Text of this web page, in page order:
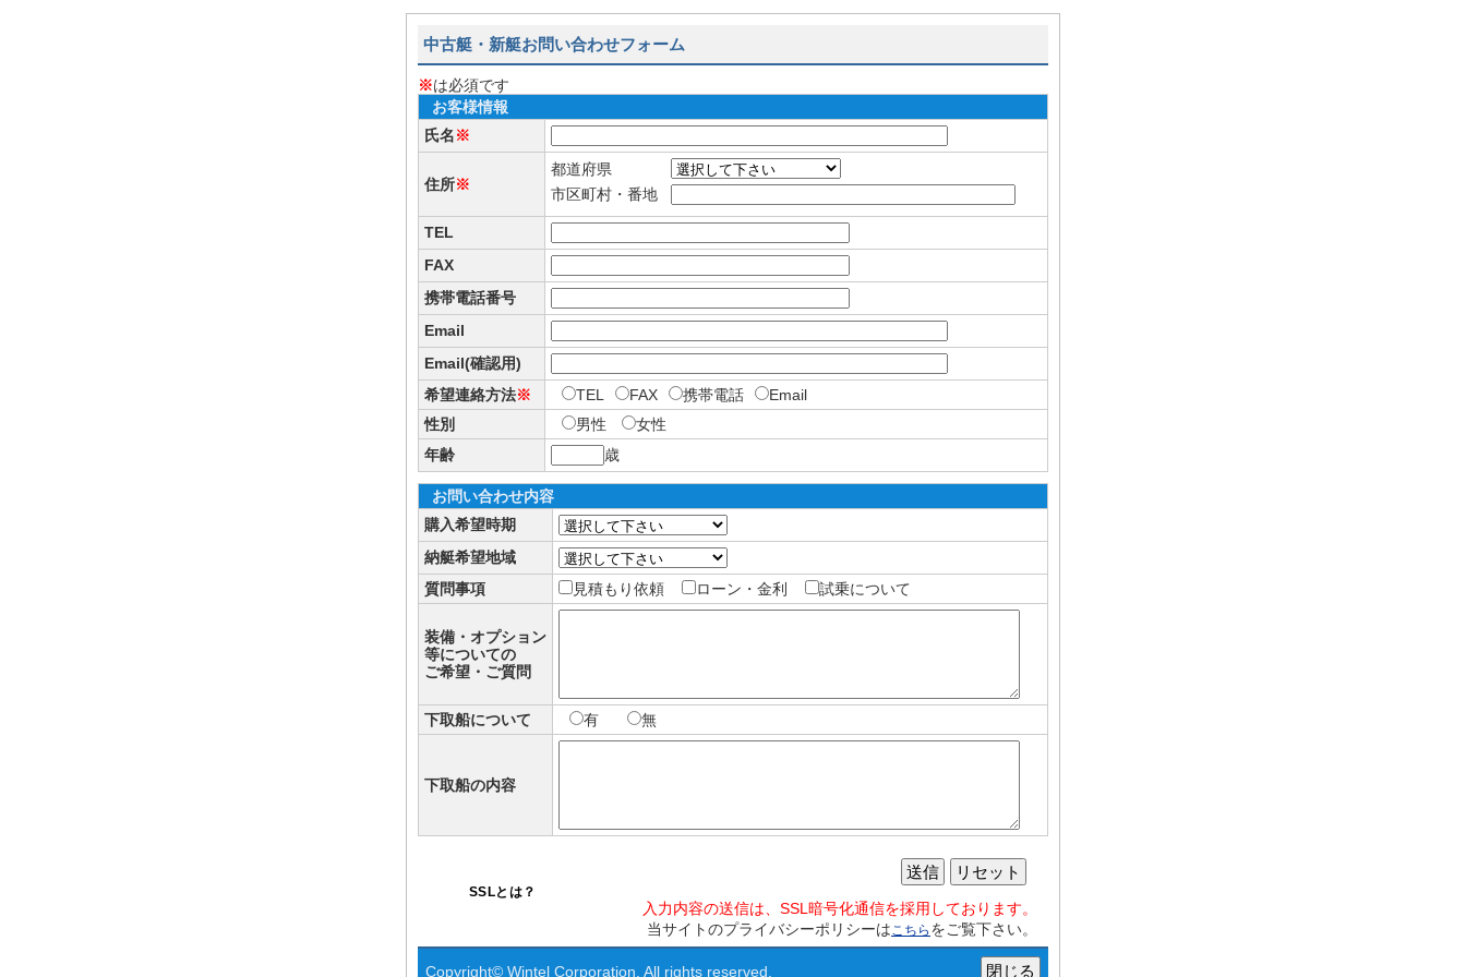
中古艇・新艇お問い合わせフォーム
※は必須です
お客様情報
氏名※
住所※
都道府県
市区町村・番地
TEL
FAX
携帯電話番号
Email
Email(確認用)
希望連絡方法※ TEL FAX 携帯電話
Email
性別
男性
女性
年齢
歳
お問い合わせ内容
購入希望時期
納艇希望地域
質問事項
見積もり依頼 ローン・金利 試乗について
装備・オプション
等についての
ご希望・ご質問
下取船について 有 無
下取船の内容
SSLとは？
リセット
送信
入力内容の送信は、SSL暗号化通信を採用しております。
当サイトのプライバシーポリシーはこちら をご覧下さい。
Copyright© Wintel Corporation. All rights reserved.